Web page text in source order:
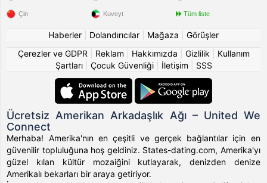
Çin Kuveyt Tüm liste
Haberler Dolandırıcılar Mağaza
Görüşler
Çerezler ve GDPR
Reklam Hakkımızda Gizlilik
Kullanım
Şartları| Çocuk Güvenliği| İletişim SSS
Ücretsiz Amerikan Arkadaşlık Ağı – United We
Connect
Merhaba! Amerika'nın en çeşitli ve gerçek bağlantılar için en
güvenilir topluluğuna hoş geldiniz. States-dating.com, Amerika'yı
güzel kılan kültür mozaiğini kutlayarak, denizden denize
Amerikalı bekarları bir araya getiriyor.